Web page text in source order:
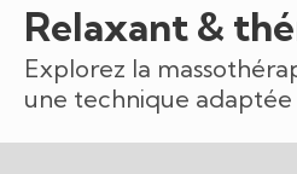
Relaxant &
Explorez la
une technique adaptée